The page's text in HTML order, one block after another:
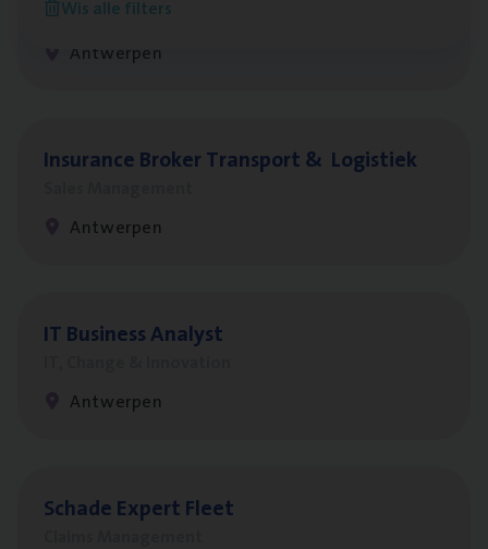
Wis alle filters
Sales Management
Antwerpen
Insu­ran­ce Bro­ker Trans­port& Logistiek
Antwerpen
ITBusi­ness Analyst
Antwerpen
Scha­de Expert Fleet